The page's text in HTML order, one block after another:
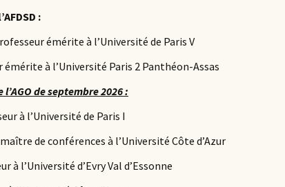
:
émérite à l’Université de Paris V
à l’Université Paris 2 Panthéon-Assas
de septembre 2026 :
à l’Université de Paris I
de conférences à l’Université Côte d’Azur
à l’Université d’Evry Val d’Essonne